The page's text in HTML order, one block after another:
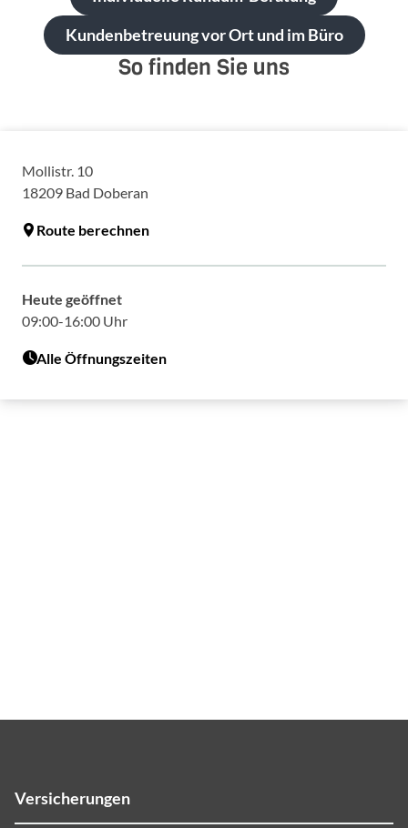
Kundenbetreuung vor Ort und im Büro
So finden Sie uns
Mollistr. 10
18209 Bad Doberan
Route berechnen
Heute geöffnet
09:00-16:00 Uhr
Alle Öffnungszeiten
Versicherungen